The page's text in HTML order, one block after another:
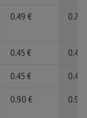
0.49 € 0.75
0.45 € 0.49
0.45 € 0.49
0.90 € 0.90